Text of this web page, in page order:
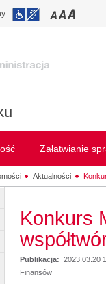
Załatwianie
Aktualności
Konkurs
Publikacja: 2023.03.20
Finansów